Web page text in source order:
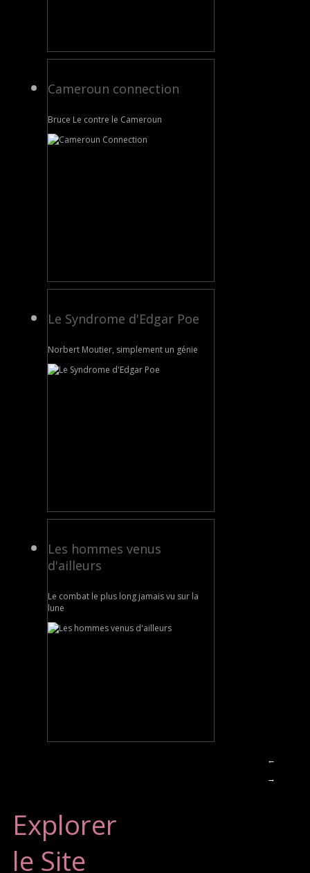
Cameroun connection
Bruce Le contre le Cameroun
Le Syndrome d'Edgar Poe
Norbert Moutier, simplement un génie
Les hommes venus
d'ailleurs
Le combat le plus long jamais vu sur la
lune
←
→
Explorer
le Site